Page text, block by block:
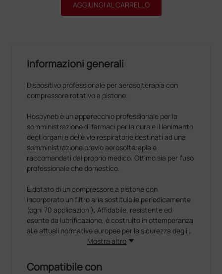
AGGIUNGI AL CARRELLO
Informazioni generali
Dispositivo professionale per aerosolterapia con
compressore rotativo a pistone.
Hospyneb è un apparecchio professionale per la
somministrazione di farmaci per la cura e il lenimento
degli organi e delle vie respiratorie destinati ad una
somministrazione previo aerosolterapia e
raccomandati dal proprio medico. Ottimo sia per l’uso
professionale che domestico.
È dotato di un compressore a pistone con
incorporato un filtro aria sostituibile periodicamente
(ogni 70 applicazioni). Affidabile, resistente ed
esente da lubrificazione, è costruito in ottemperanza
alle attuali normative europee per la sicurezza degli
apparecchi ad uso elettromedicale (EN 60601–1;
EMC (EN60601-1-2).
Mostra altro
Compatibile con